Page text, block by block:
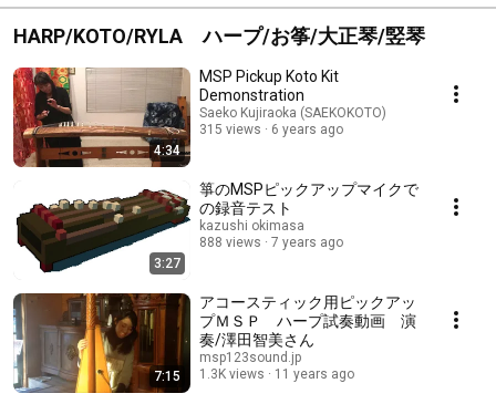
HARP/KOTO/RYLA ハープ/お筝/大正琴/竪琴
4:34
MSP Pickup Koto Kit
Demonstration
Saeko Kujiraoka (SAEKOKOTO)
315 views
6 years ago
3:27
箏のMSPピックアップマイクで
の録音テスト
kazushi okimasa
888 views
7 years ago
7:15
アコースティック用ピックアッ
プＭＳＰ ハープ試奏動画 演
奏/澤田智美さん
msp123sound.jp
1.3K views
11 years ago